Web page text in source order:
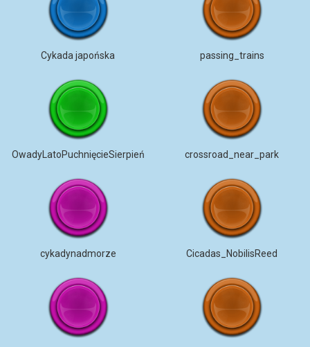
Cykada japońska passing_trains
OwadyLatoPuchnięcieSierpień crossroad_near_park
cykadynadmorze Cicadas_NobilisReed